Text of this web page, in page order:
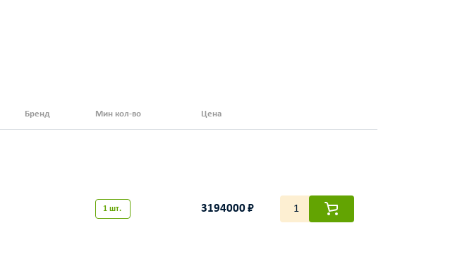
Бренд Мин кол-во Цена
1 шт. 3194000 ₽